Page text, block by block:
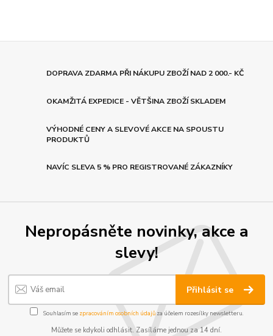
DOPRAVA ZDARMA PŘI NÁKUPU ZBOŽÍ NAD 2 000.- KČ
OKAMŽITÁ EXPEDICE - VĚTŠINA ZBOŽÍ SKLADEM
VÝHODNÉ CENY A SLEVOVÉ AKCE NA SPOUSTU
PRODUKTŮ
NAVÍC SLEVA 5 % PRO REGISTROVANÉ ZÁKAZNÍKY
Nepropásněte novinky, akce a
slevy!
Přihlásit se
Souhlasím se zpracováním osobních údajůza účelem rozesílky newsletteru.
Můžete se kdykoli odhlásit. Zasíláme jednou za 14 dní.